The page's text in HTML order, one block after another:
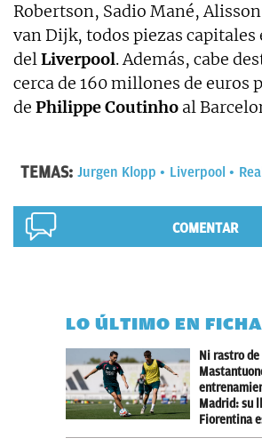
Robertson, Sadio Mané,
van Dijk, todos piezas capitales
delLiverpool. Además, cabe
cerca de 160 millones de euros
de Philippe Coutinho al
TEMAS: Jurgen Klopp Liverpool
COMENTAR
LO ÚLTIMO EN
Ni rastro de
Madrid: su
Fiorentina